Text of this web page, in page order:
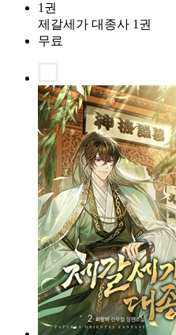
1권
제갈세가 대종사 1권
무료